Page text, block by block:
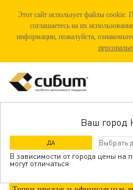
Этот сайт использует файлы cookie.
соглашаетесь на их
информации, пожалуйста,
Ваш город
ДА
В зависимости от города цены на
могут отличаться
ГДЕ КУПИТЬ